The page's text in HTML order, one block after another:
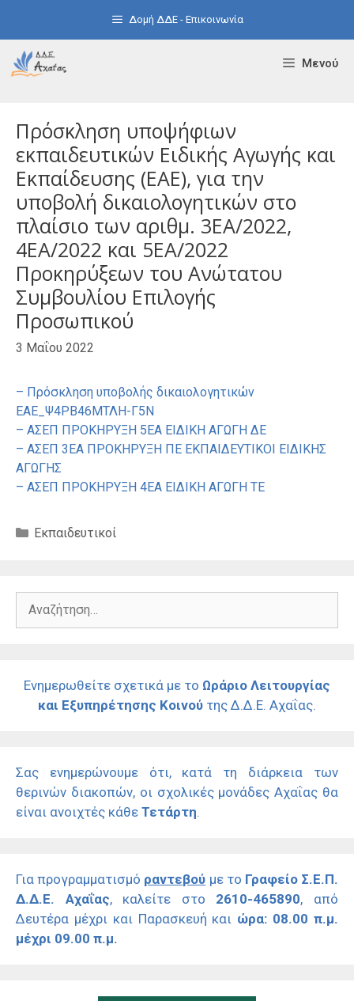
Δομή ΔΔΕ - Επικοινωνία
Μενού
Πρόσκληση υποψήφιων
εκπαιδευτικών Ειδικής Αγωγής και
Εκπαίδευσης (ΕΑΕ), για την
υποβολή δικαιολογητικών στο
πλαίσιο των αριθμ. 3ΕA/2022,
4ΕA/2022 και 5ΕA/2022
Προκηρύξεων του Ανώτατου
Συμβουλίου Επιλογής
Προσωπικού
3 Μαΐου 2022
– Πρόσκληση υποβολής δικαιολογητικών
ΕΑΕ_Ψ4ΡΒ46ΜΤΛΗ-Γ5Ν
– ΑΣΕΠ ΠΡΟΚΗΡΥΞΗ 5ΕΑ ΕΙΔΙΚΗ ΑΓΩΓΗ ΔΕ
– ΑΣΕΠ 3ΕΑ ΠΡΟΚΗΡΥΞΗ ΠΕ ΕΚΠΑΙΔΕΥΤΙΚΟΙ ΕΙΔΙΚΗΣ
ΑΓΩΓΗΣ
– ΑΣΕΠ ΠΡΟΚΗΡΥΞΗ 4ΕΑ ΕΙΔΙΚΗ ΑΓΩΓΗ ΤΕ
Κατηγορίες
Εκπαιδευτικοί
Αναζήτηση
Ενημερωθείτε σχετικά με το Ωράριο Λειτουργίας
και Εξυπηρέτησης Κοινού της Δ.Δ.Ε. Αχαΐας.
Σας ενημερώνουμε ότι, κατά τη διάρκεια των
θερινών διακοπών, οι σχολικές μονάδες Αχαΐας θα
είναι ανοιχτές κάθε Τετάρτη.
Για προγραμματισμό ραντεβού με το Γραφείο Σ.Ε.Π.
Δ.Δ.Ε. Αχαΐας, καλείτε στο 2610-465890, από
Δευτέρα μέχρι και Παρασκευή και ώρα: 08.00 π.μ.
μέχρι 09.00 π.μ.